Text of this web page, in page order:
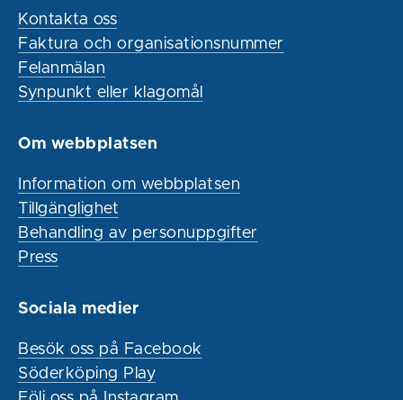
Kontakta oss
Faktura och organisationsnummer
Felanmälan
Synpunkt eller klagomål
Om webbplatsen
Information om webbplatsen
Tillgänglighet
Behandling av personuppgifter
Press
Sociala medier
Besök oss på Facebook
Söderköping Play